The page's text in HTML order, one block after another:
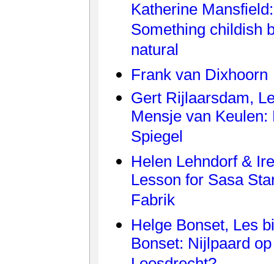
Katherine Mansfield:
Something childish
natural
Frank van Dixhoorn
Gert Rijlaarsdam,
Mensje van Keulen:
Spiegel
Helen Lehndorf &
Lesson for Sasa
Fabrik
Helge Bonset, Les
Bonset: Nijlpaard op